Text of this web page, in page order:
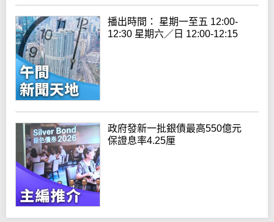
播出時間： 星期一至五 12:00-
12:30 星期六／日 12:00-12:15
政府發新一批銀債最高550億元
保證息率4.25厘